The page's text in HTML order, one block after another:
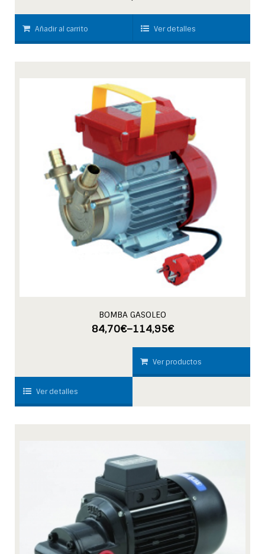
Añadir al carrito Ver detalles
BOMBA GASOLEO
84,70€–114,95€
Ver productos
Ver detalles